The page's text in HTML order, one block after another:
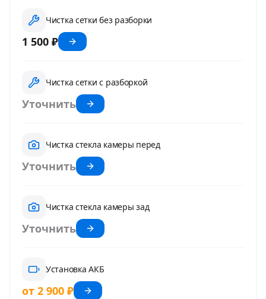
Чистка сетки без разборки
1 500 ₽
Чистка сетки с разборкой
Уточнить
Чистка стекла камеры перед
Уточнить
Чистка стекла камеры зад
Уточнить
Установка АКБ
от 2 900 ₽